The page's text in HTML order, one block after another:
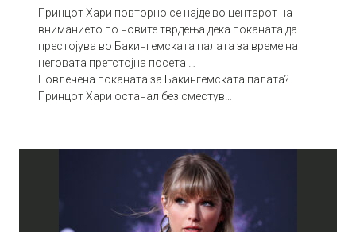
Принцот Хари повторно се најде во центарот на
вниманието по новите тврдења дека поканата да
престојува во Бакингемската палата за време на
неговата претстојна посета …
Повлечена поканата за Бакингемската палата?
Принцот Хари останал без сместув…